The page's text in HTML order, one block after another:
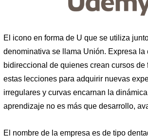
El icono en forma de U que se utiliza
denominativa se llama Unión. Expresa la
bidireccional de quienes crean cursos de
estas lecciones para adquirir nuevas
irregulares y curvas encarnan la
aprendizaje no es más que desarrollo,
El nombre de la empresa es de tipo